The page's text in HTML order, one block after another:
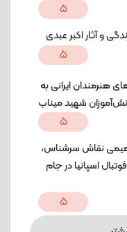
5
و آثار اکبر عبدی
5
هنرمندان ایرانی به
شهید میناب
5
نقاش سرشناس،
اسپانیا در جام
5